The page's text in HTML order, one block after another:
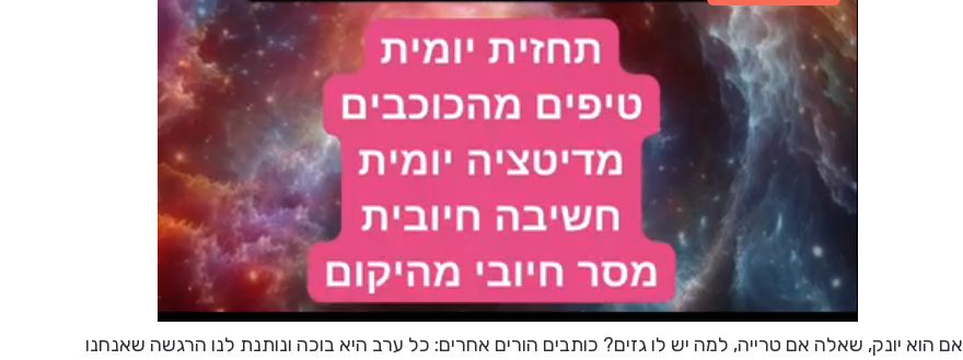
אם הוא יונק, שאלה אם טרייה, למה יש לו גזים? כותבים הורים אחרים: כל ערב היא בוכה ונותנת לנו הרגשה שאנחנו